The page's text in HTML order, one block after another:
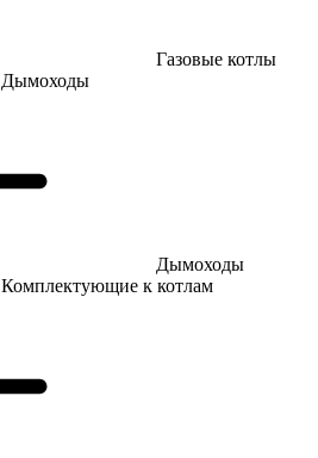
Газовые котлы
Дымоходы
Дымоходы
Комплектующие к котлам